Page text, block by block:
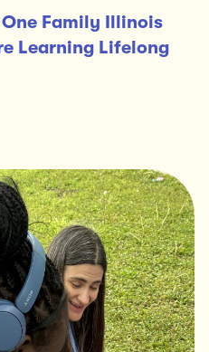
One Family Illinois
Learning Lifelong